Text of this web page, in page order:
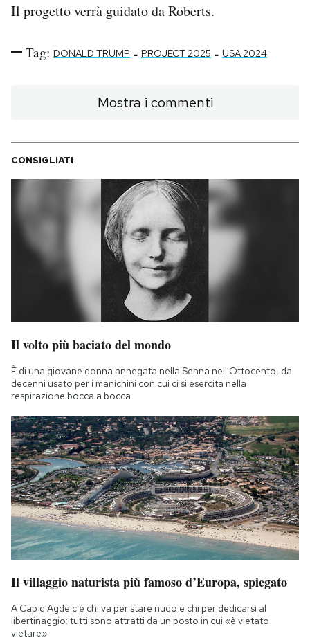
Il progetto verrà guidato da Roberts.
Tag: DONALD TRUMP - PROJECT 2025 - USA 2024
Mostra i commenti
CONSIGLIATI
Il volto più baciato del mondo
È di una giovane donna annegata nella Senna nell'Ottocento, da
decenni usato per i manichini con cui ci si esercita nella
respirazione bocca a bocca
Il villaggio naturista più famoso d’Europa, spiegato
A Cap d'Agde c'è chi va per stare nudo e chi per dedicarsi al
libertinaggio: tutti sono attratti da un posto in cui «è vietato
vietare»